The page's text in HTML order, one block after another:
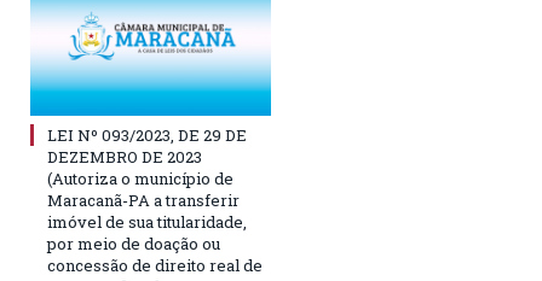
LEI Nº 093/2023, DE 29 DE
DEZEMBRO DE 2023
(Autoriza o município de
Maracanã-PA a transferir
imóvel de sua titularidade,
por meio de doação ou
concessão de direito real de